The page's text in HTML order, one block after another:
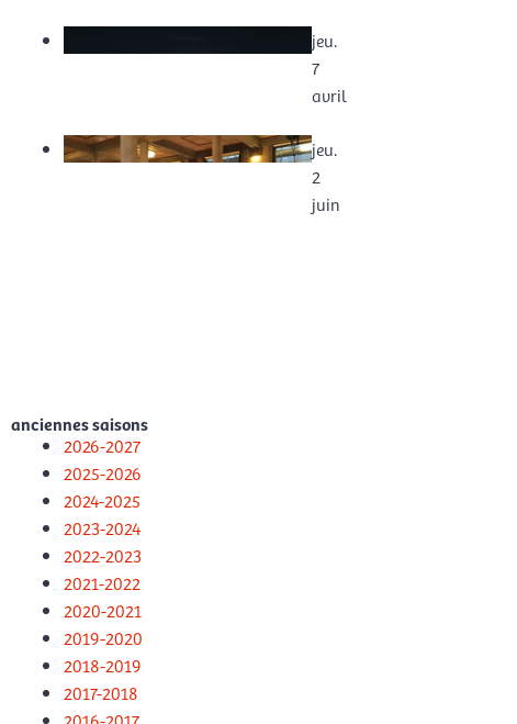
jeu.
7
avril
jeu.
2
juin
anciennes saisons
2026-2027
2025-2026
2024-2025
2023-2024
2022-2023
2021-2022
2020-2021
2019-2020
2018-2019
2017-2018